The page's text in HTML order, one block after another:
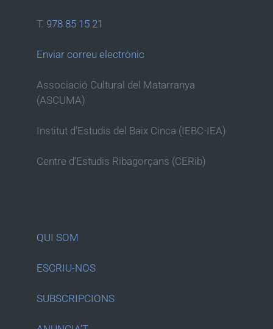
T. 978 85 15 21
Enviar correu electrònic
Associació Cultural del Matarranya
(ASCUMA)
Institut d’Estudis del Baix Cinca (IEBC-IEA)
Centre d’Estudis Ribagorçans (CERib)
QUI SOM
ESCRIU-NOS
SUBSCRIPCIONS